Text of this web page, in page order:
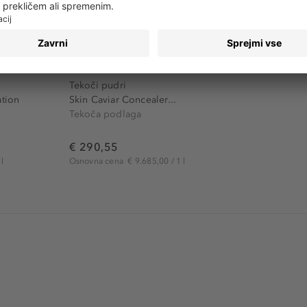
Tekoči pudri
Skin Caviar Concealer...
Tekoča podlaga
€ 290,55
Osnovna cena € 9.685,00 / 1 l